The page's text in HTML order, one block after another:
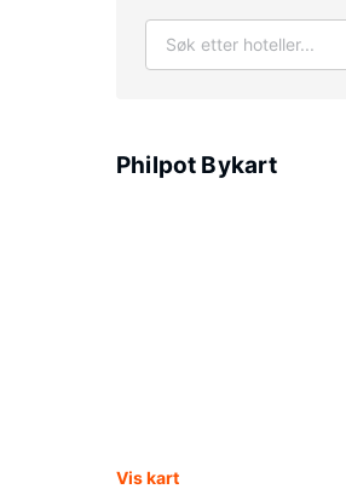
Philpot Bykart
Vis kart